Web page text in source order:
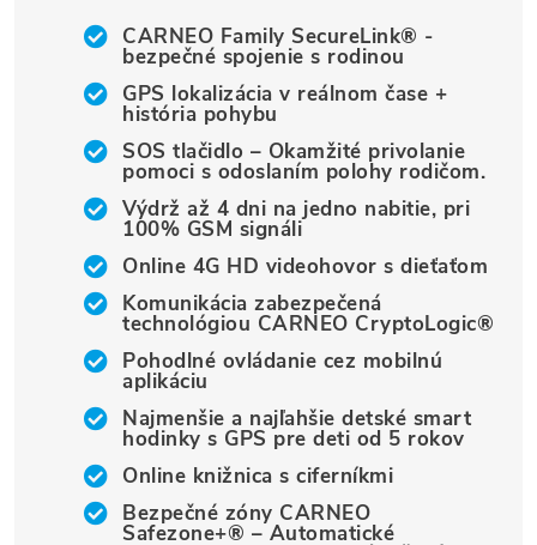
CARNEO Family SecureLink® -
bezpečné spojenie s rodinou
GPS lokalizácia v reálnom čase +
história pohybu
SOS tlačidlo – Okamžité privolanie
pomoci s odoslaním polohy rodičom.
Výdrž až 4 dni na jedno nabitie, pri
100% GSM signáli
Online 4G HD videohovor s dieťaťom
Komunikácia zabezpečená
technológiou CARNEO CryptoLogic®
Pohodlné ovládanie cez mobilnú
aplikáciu
Najmenšie a najľahšie detské smart
hodinky s GPS pre deti od 5 rokov
Online knižnica s ciferníkmi
Bezpečné zóny CARNEO
Safezone+® – Automatické